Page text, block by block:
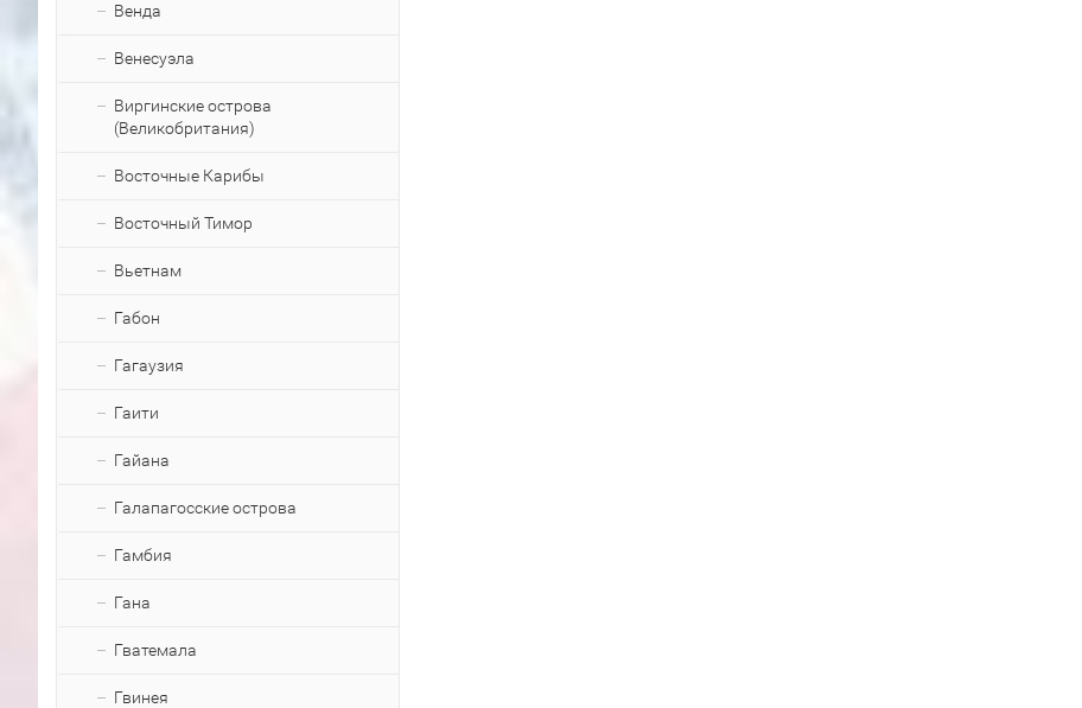
Венда
Венесуэла
Виргинские острова
(Великобритания)
Восточные Карибы
Восточный Тимор
Вьетнам
Габон
Гагаузия
Гаити
Гайана
Галапагосские острова
Гамбия
Гана
Гватемала
Гвинея